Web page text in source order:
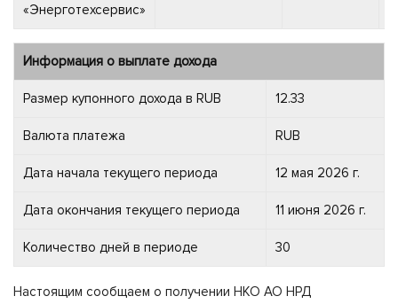
«Энерготехсервис»
Информация о выплате дохода
Размер купонного дохода в RUB 12.33
Валюта платежа RUB
Дата начала текущего периода 12 мая 2026 г.
Дата окончания текущего периода 11 июня 2026 г.
Количество дней в периоде 30
Настоящим сообщаем о получении НКО АО НРД